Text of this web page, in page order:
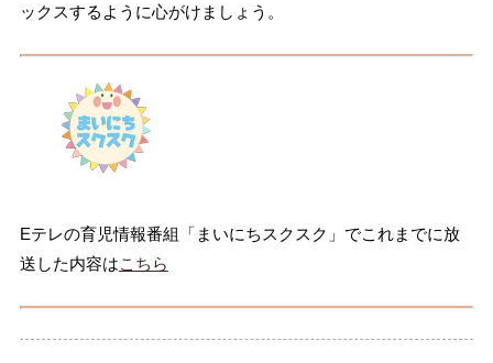
ックスするように心がけましょう。
Eテレの育児情報番組「まいにちスクスク」でこれまでに放
送した内容はこちら